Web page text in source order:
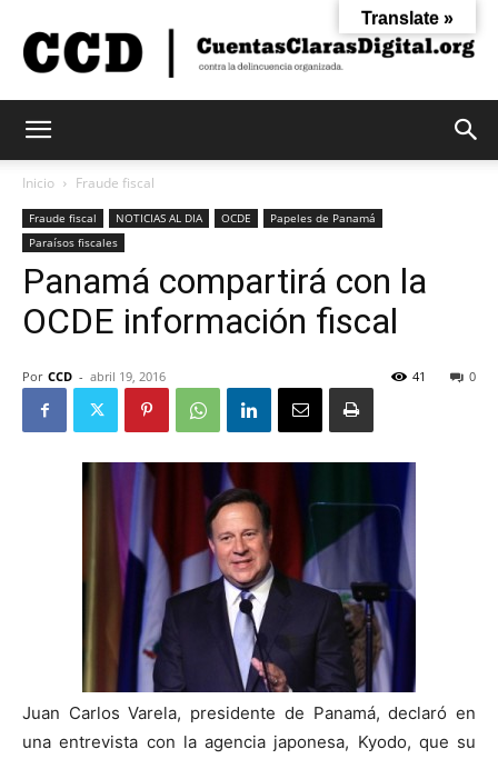
Inicio Fraude fiscal
Fraude fiscal NOTICIAS AL DIA OCDE
Papeles de Panamá
Paraísos fiscales
Panamá compartirá con la
OCDE información fiscal
Por CCD - abril 19, 2016 0
41
Juan Carlos Varela, presidente de Panamá, declaró en
una entrevista con la agencia japonesa, Kyodo, que su
Translate »